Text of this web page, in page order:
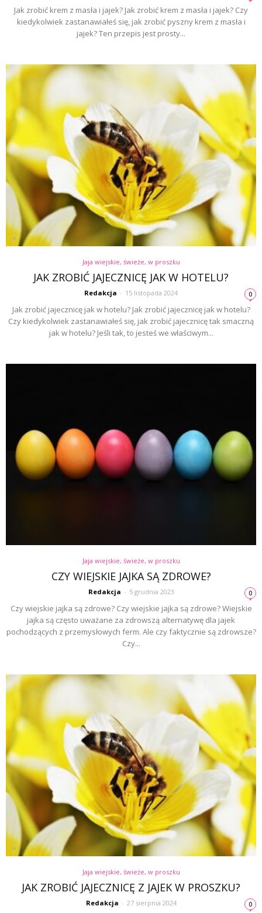
Jak zrobić krem z masła i jajek? Jak zrobić krem z masła i jajek? Czy
kiedykolwiek zastanawiałeś się, jak zrobić pyszny krem z masła i
jajek? Ten przepis jest prosty...
Jaja wiejskie, świeże, w proszku
JAK ZROBIĆ JAJECZNICĘ JAK W HOTELU?
Redakcja - 15 listopada 2024 0
Jak zrobić jajecznicę jak w hotelu? Jak zrobić jajecznicę jak w hotelu?
Czy kiedykolwiek zastanawiałeś się, jak zrobić jajecznicę tak smaczną
jak w hotelu? Jeśli tak, to jesteś we właściwym...
Jaja wiejskie, świeże, w proszku
CZY WIEJSKIE JAJKA SĄ ZDROWE?
Redakcja - 5 grudnia 2023 0
Czy wiejskie jajka są zdrowe? Czy wiejskie jajka są zdrowe? Wiejskie
jajka są często uważane za zdrowszą alternatywę dla jajek
pochodzących z przemysłowych ferm. Ale czy faktycznie są zdrowsze?
Czy...
Jaja wiejskie, świeże, w proszku
JAK ZROBIĆ JAJECZNICĘ Z JAJEK W PROSZKU?
Redakcja - 27 sierpnia 2024 0